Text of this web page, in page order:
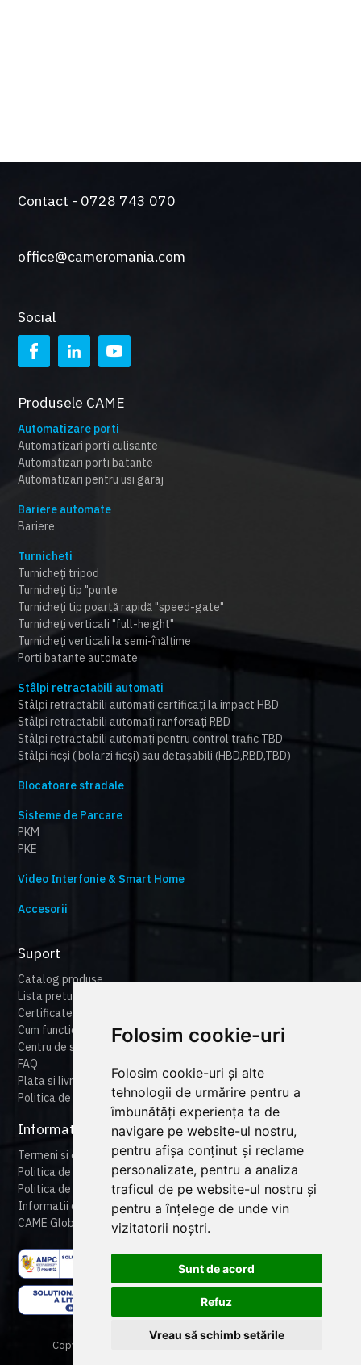
Folosim cookie-uri
Folosim cookie-uri și alte
tehnologii de urmărire pentru a
îmbunătăți experiența ta de
navigare pe website-ul nostru,
pentru afișa conținut și reclame
personalizate, pentru a analiza
traficul de pe website-ul nostru și
pentru a înțelege de unde vin
vizitatorii noștri.
Sunt de acord
Refuz
Vreau să schimb setările
Contact - 0728 743 070
office@cameromania.com
Social
Produsele CAME
Automatizare porti
Automatizari porti culisante
Automatizari porti batante
Automatizari pentru usi garaj
Bariere automate
Bariere
Turnicheti
Turnicheți tripod
Turnicheți tip "punte
Turnicheți tip poartă rapidă "speed-gate"
Turnicheți verticali "full-height"
Turnicheți verticali la semi-înălțime
Porti batante automate
Stâlpi retractabili automati
Stâlpi retractabili automați certificați la impact HBD
Stâlpi retractabili automați ranforsați RBD
Stâlpi retractabili automați pentru control trafic TBD
Stâlpi ficși ( bolarzi ficși) sau detașabili (HBD,RBD,TBD)
Blocatoare stradale
Sisteme de Parcare
PKM
PKE
Video Interfonie & Smart Home
Accesorii
Suport
Catalog produse
Lista preturi
Certificate
Cum functioneaza cameonline
Centru de suport
FAQ
Plata si livrare
Politica de retur
Informatii legale
Termeni si conditii
Politica de confidentialitate
Politica de cookies
Informatii despre produse
CAME Global
Copyright © 2024 CAME Romania. All rights reserved.